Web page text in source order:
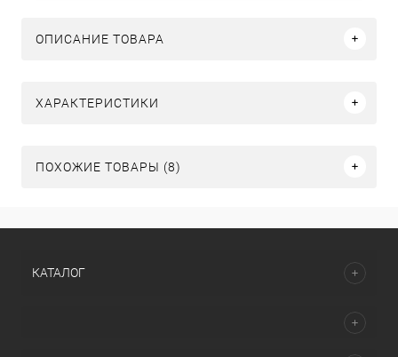
ОПИСАНИЕ ТОВАРА
ХАРАКТЕРИСТИКИ
ПОХОЖИЕ ТОВАРЫ (8)
КАТАЛОГ